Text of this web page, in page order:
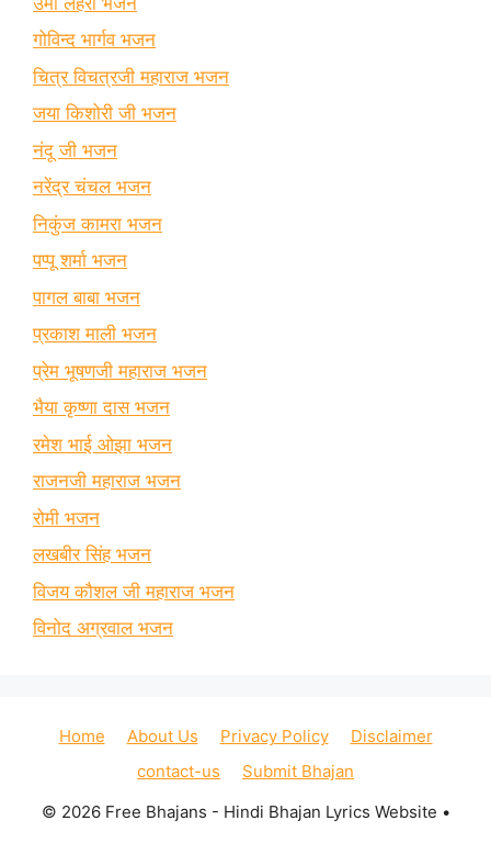
गोविन्द भार्गव भजन
चित्र विचत्रजी महाराज भजन
जया किशोरी जी भजन
नंदू जी भजन
नरेंद्र चंचल भजन
निकुंज कामरा भजन
पप्पू शर्मा भजन
पागल बाबा भजन
प्रकाश माली भजन
प्रेम भूषणजी महाराज भजन
भैया कृष्णा दास भजन
रमेश भाई ओझा भजन
राजनजी महाराज भजन
रोमी भजन
लखबीर सिंह भजन
विजय कौशल जी महाराज भजन
विनोद अग्रवाल भजन
Home About Us Privacy Policy
Disclaimer
contact-us
Submit Bhajan
© 2026 Free Bhajans - Hindi Bhajan Lyrics Website •